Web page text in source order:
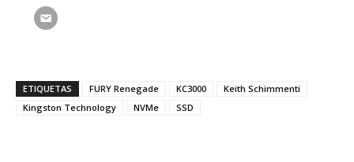
ETIQUETAS FURY Renegade KC3000
Keith Schimmenti
Kingston Technology
NVMe SSD